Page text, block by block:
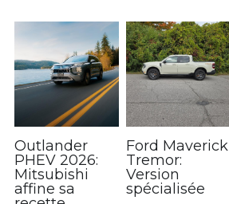
Outlander
PHEV 2026:
Mitsubishi
affine sa
Ford Maverick
Tremor:
Version
spécialisée